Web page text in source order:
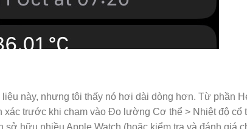
này, nhưng tôi thấy nó hơi dài dòng hơn. Từ phần
xác trước khi chạm vào Đo lường Cơ thể > Nhiệt độ cổ